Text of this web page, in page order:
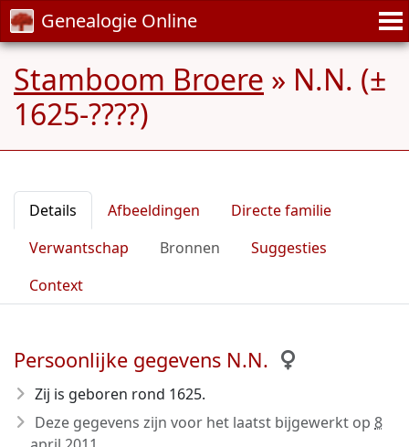
Genealogie Online
Stamboom Broere » N.N. (±
1625-????)
Details Afbeeldingen
Directe familie
Verwantschap
Bronnen
Suggesties
Context
Persoonlijke gegevens N.N.
Zij is geboren rond 1625.
Deze gegevens zijn voor het laatst bijgewerkt op 8